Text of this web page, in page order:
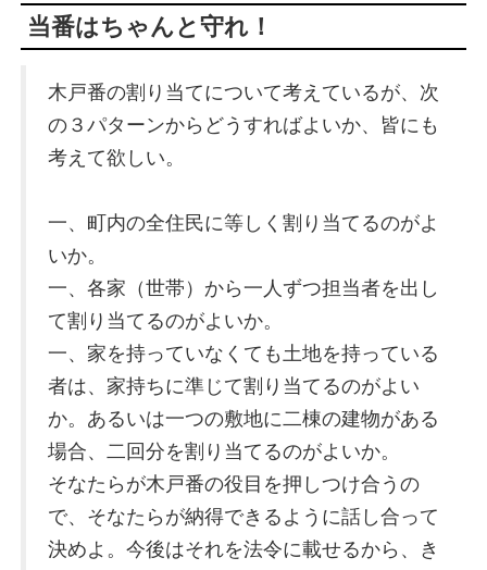
当番はちゃんと守れ！
木戸番の割り当てについて考えているが、次
の３パターンからどうすればよいか、皆にも
考えて欲しい。
一、町内の全住民に等しく割り当てるのがよ
いか。
一、各家（世帯）から一人ずつ担当者を出し
て割り当てるのがよいか。
一、家を持っていなくても土地を持っている
者は、家持ちに準じて割り当てるのがよい
か。あるいは一つの敷地に二棟の建物がある
場合、二回分を割り当てるのがよいか。
そなたらが木戸番の役目を押しつけ合うの
で、そなたらが納得できるように話し合って
決めよ。今後はそれを法令に載せるから、き